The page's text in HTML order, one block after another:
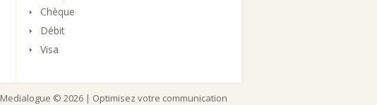
Chèque
Débit
Visa
Medialogue © 2026 | Optimisez votre communication